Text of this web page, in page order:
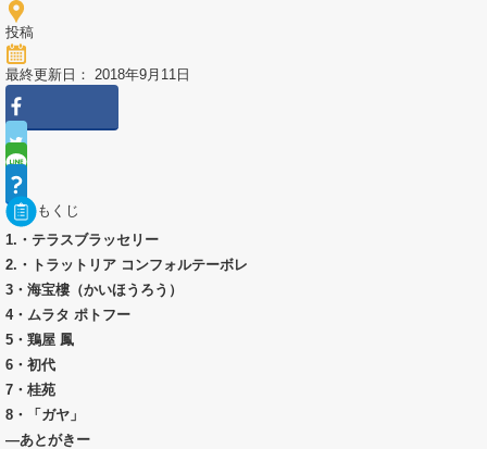
投稿
最終更新日： 2018年9月11日
もくじ
1.・テラスブラッセリー
2.・トラットリア コンフォルテーボレ
3・海宝樓（かいほうろう）
4・ムラタ ポトフー
5・鶏屋 鳳
6・初代
7・桂苑
8・「ガヤ」
—あとがきー